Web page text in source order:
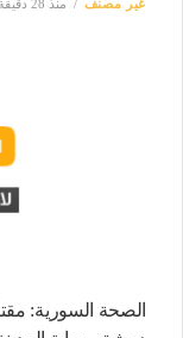
غير مصنف منذ 28 دقيقة